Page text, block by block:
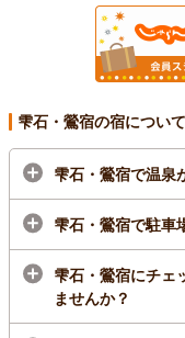
雫石・鶯宿の宿につい
雫石・鶯宿で温泉
雫石・鶯宿で駐車
雫石・鶯宿にチェ
ませんか？